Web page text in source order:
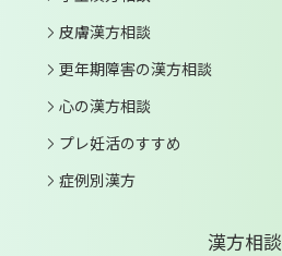
皮膚漢方相談
更年期障害の漢方相談
心の漢方相談
プレ妊活のすすめ
症例別漢方
漢方相談